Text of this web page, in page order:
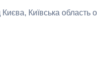
Києва, Київська